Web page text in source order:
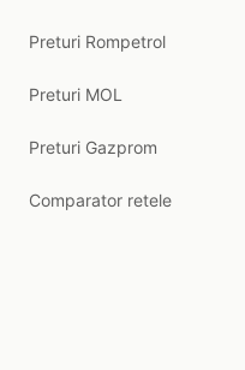
Preturi Rompetrol
Preturi MOL
Preturi Gazprom
Comparator retele